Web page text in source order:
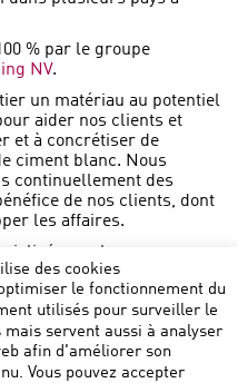
% par le groupe
NV.
un matériau au potentiel
aider nos clients et
et à concrétiser de
ciment blanc. Nous
continuellement des
de nos clients, dont
les affaires.
sous la marque
des cookies
le fonctionnement du
utilisés pour surveiller le
servent aussi à analyser
afin d'améliorer son
Vous pouvez accepter